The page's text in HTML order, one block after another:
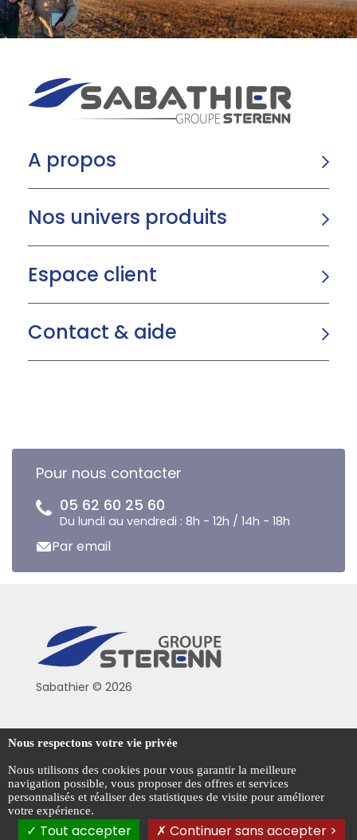
A propos
Nos univers produits
Espace client
Contact & aide
Pour nous contacter
05 62 60 25 60
Du lundi au vendredi : 8h - 12h / 14h - 18h
Par email
Sabathier © 2026
Politique de confidentialité
Conditions générales de vente
Mentions légales
Gestion des cookies
Nous respectons votre vie privée
Nous utilisons des cookies pour vous garantir la meilleure
navigation possible, vous proposer des offres et services
personnalisés et réaliser des statistiques de visite pour améliorer
votre expérience.
Tout accepter Continuer sans accepter >